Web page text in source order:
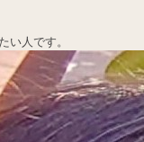
い人です。